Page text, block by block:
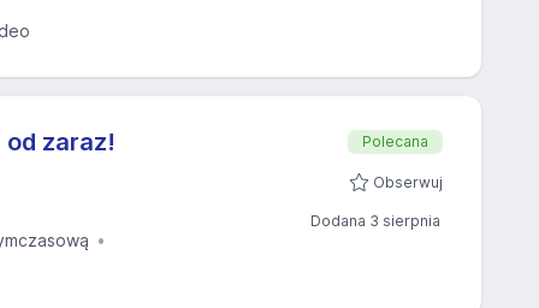
zaraz! Polecana
Obserwuj
Dodana 3 sierpnia